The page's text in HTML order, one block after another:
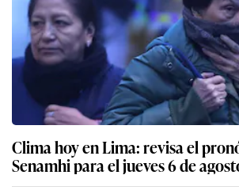
Clima hoy en Lima: revisa el
Senamhi para el jueves 6 de